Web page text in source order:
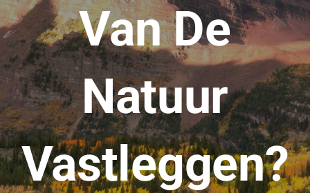
Van De
Natuur
Vastleggen?